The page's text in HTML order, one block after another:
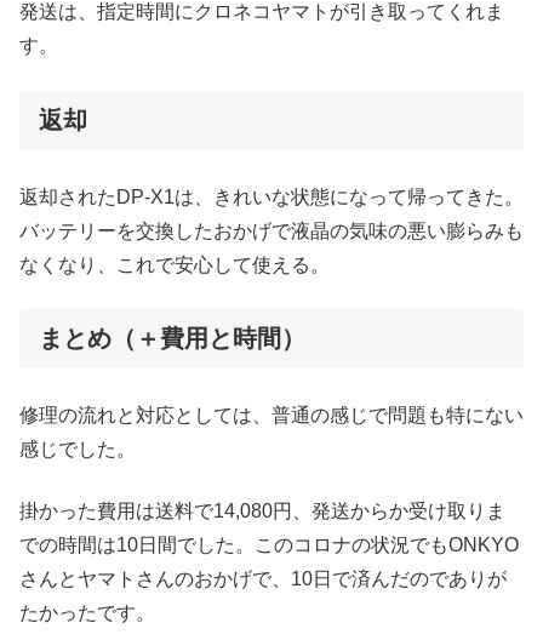
発送は、指定時間にクロネコヤマトが引き取ってくれま
す。
返却
返却されたDP-X1は、きれいな状態になって帰ってきた。
バッテリーを交換したおかげで液晶の気味の悪い膨らみも
なくなり、これで安心して使える。
まとめ（＋費用と時間）
修理の流れと対応としては、普通の感じで問題も特にない
感じでした。
掛かった費用は送料で14,080円、発送からか受け取りま
での時間は10日間でした。このコロナの状況でもONKYO
さんとヤマトさんのおかげで、10日で済んだのでありが
たかったです。